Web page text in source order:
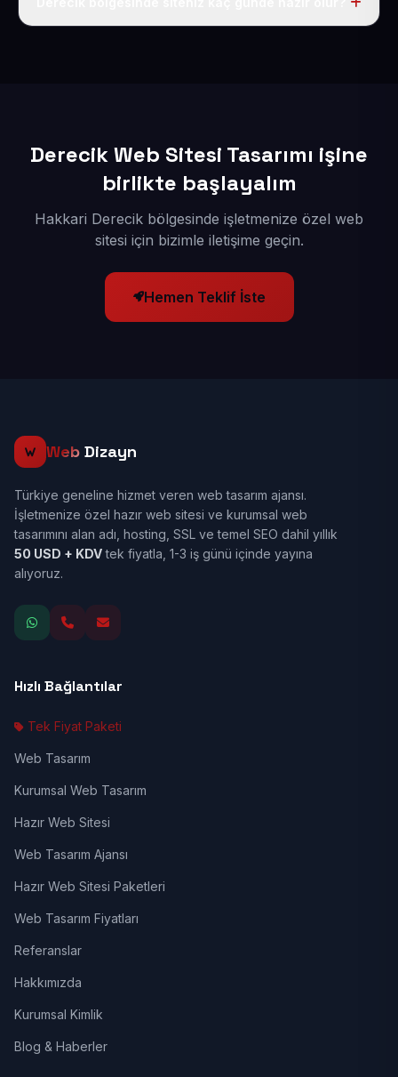
Derecik Web Sitesi Tasarımı işine
birlikte başlayalım
Hakkari Derecik bölgesinde işletmenize özel web
sitesi için bizimle iletişime geçin.
Hemen Teklif İste
Web Dizayn
Türkiye geneline hizmet veren web tasarım ajansı.
İşletmenize özel hazır web sitesi ve kurumsal web
tasarımını alan adı, hosting, SSL ve temel SEO dahil yıllık
50 USD + KDVtek fiyatla, 1-3 iş günü içinde yayına
alıyoruz.
Hızlı Bağlantılar
Tek Fiyat Paketi
Web Tasarım
Kurumsal Web Tasarım
Hazır Web Sitesi
Web Tasarım Ajansı
Hazır Web Sitesi Paketleri
Web Tasarım Fiyatları
Referanslar
Hakkımızda
Kurumsal Kimlik
Blog & Haberler